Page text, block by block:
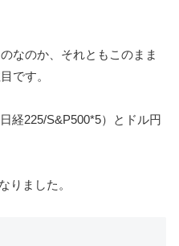
なのか、それともこのまま
です。
経225/S&P500*5）とドル円
ました。